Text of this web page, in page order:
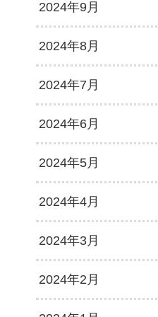
2024年9月
2024年8月
2024年7月
2024年6月
2024年5月
2024年4月
2024年3月
2024年2月